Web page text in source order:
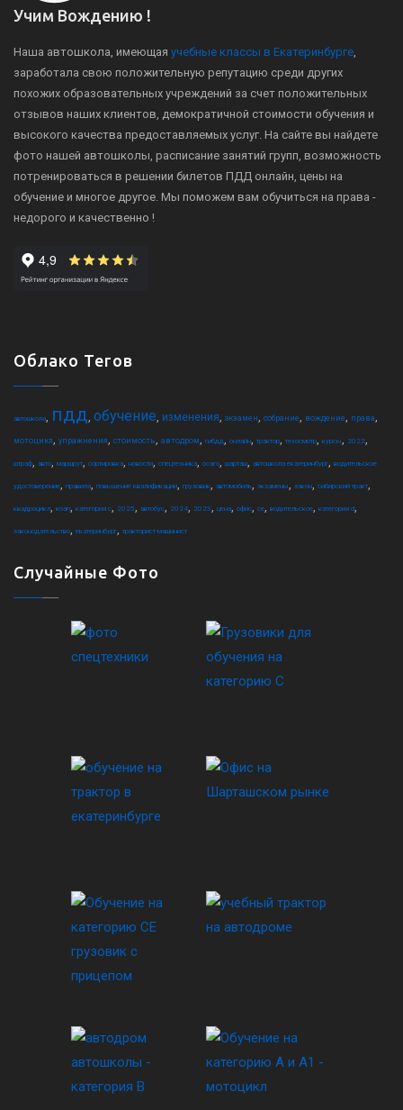
Учим Вождению !
Наша автошкола, имеющая учебные классы в Екатеринбурге
заработала свою положительную репутацию среди других
похожих образовательных учреждений за счет положительных
отзывов наших клиентов, демократичной стоимости обучения и
высокого качества предоставляемых услуг. На сайте вы найдете
фото нашей автошколы, расписание занятий групп, возможность
потренироваться в решении билетов ПДД онлайн, цены на
обучение и многое другое. Мы поможем вам обучиться на права -
недорого и качественно !
Облако Тегов
автошкола пдд обучение изменения экзамен собрание вождение права
мотоцикл упражнения стоимость автодром гибдд онлайн трактор техосмотр курсы 2022
штраф авто маршрут сортировка новости спецтехника осаго шарташ автошкола екатеринбург водительское
удостоверение правила повышение квалификации грузовик автомобиль экзамены закон сибирский тракт
квадроцикл коап категория c 2025 автобус 2024 2023 цена офис ce водительское категория d
законодательство екатеринбург тракторист-машинист
Случайные Фото